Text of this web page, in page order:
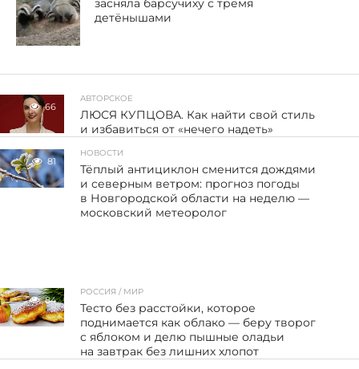
засняла барсучиху с тремя
детёнышами
66
АВТОРСКОЕ
ЛЮСЯ КУПЦОВА. Как найти свой стиль
и избавиться от «нечего надеть»
81
НОВОСТИ
Тёплый антициклон сменится дождями
и северным ветром: прогноз погоды
в Новгородской области на неделю —
московский метеоролог
84
РОССИЯ / МИР
Тесто без расстойки, которое
поднимается как облако — беру творог
с яблоком и делю пышные оладьи
на завтрак без лишних хлопот